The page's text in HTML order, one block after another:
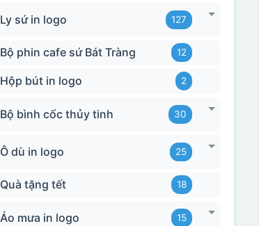
Ly sứ in logo 127
Bộ phin cafe sứ Bát Tràng 12
Hộp bút in logo 2
Bộ bình cốc thủy tinh 30
Ô dù in logo 25
Quà tặng tết 18
Áo mưa in logo 15